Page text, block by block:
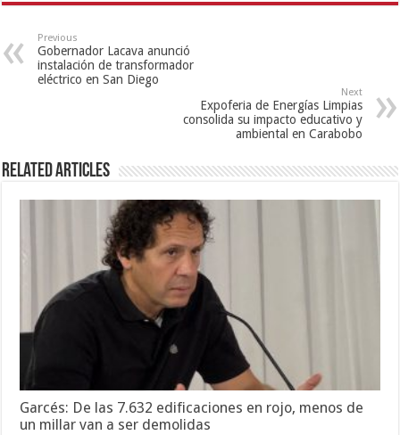
Previous
Gobernador Lacava anunció
instalación de transformador
eléctrico en San Diego
Next
Expoferia de Energías Limpias
consolida su impacto educativo y
ambiental en Carabobo
Related Articles
Garcés: De las 7.632 edificaciones en rojo, menos de
un millar van a ser demolidas